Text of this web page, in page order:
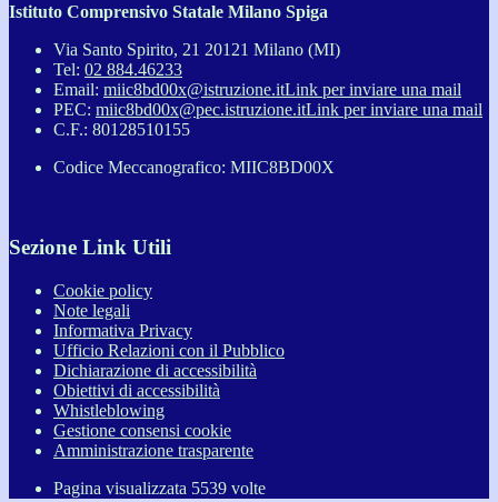
Istituto Comprensivo Statale Milano Spiga
Via Santo Spirito, 21 20121 Milano (MI)
Tel: 02 884.46233
Email: miic8bd00x@istruzione.itLink per inviare una mail
PEC: miic8bd00x@pec.istruzione.itLink per inviare una mail
C.F.: 80128510155
Codice Meccanografico: MIIC8BD00X
Sezione Link Utili
Cookie policy
Note legali
Informativa Privacy
Ufficio Relazioni con il Pubblico
Dichiarazione di accessibilità
Obiettivi di accessibilità
Whistleblowing
Gestione consensi cookie
Amministrazione trasparente
Pagina visualizzata 5539 volte